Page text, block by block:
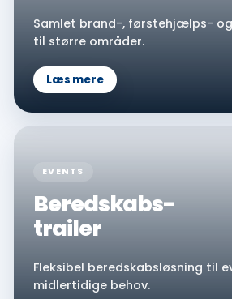
Samlet brand-, førstehjælps-
til større områder.
Læs mere
EVENTS
Beredskabs-
trailer
Fleksibel beredskabsløsning til
midlertidige behov.